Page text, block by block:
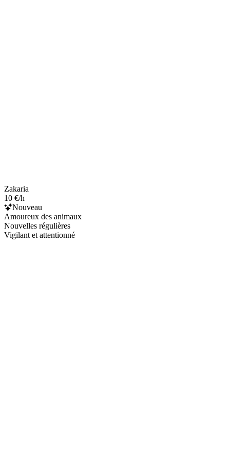
Zakaria
10 €/h
Nouveau
Amoureux des animaux
Nouvelles régulières
Vigilant et attentionné